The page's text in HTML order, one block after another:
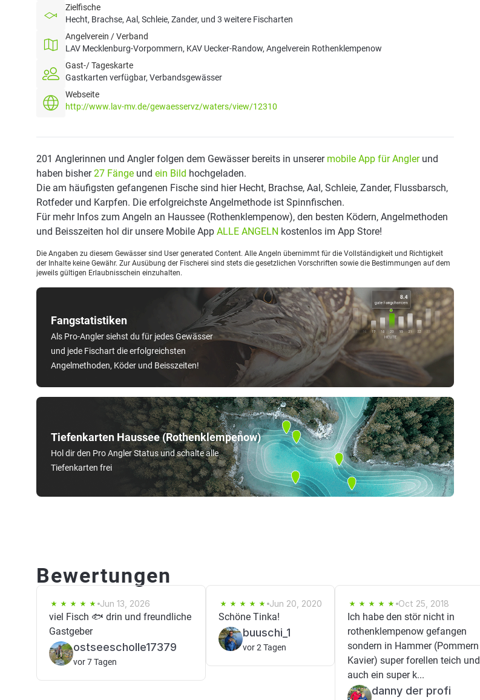
Zielfische
Hecht, Brachse, Aal, Schleie, Zander, und 3 weitere Fischarten
Angelverein / Verband
LAV Mecklenburg-Vorpommern, KAV Uecker-Randow, Angelverein Rothenklempenow
Gast-/ Tageskarte
Gastkarten verfügbar, Verbandsgewässer
Webseite
http://www.lav-mv.de/gewaesservz/waters/view/12310
Tiefenkarten Haussee (Rothenklempenow)
Hol dir den Pro Angler Status und schalte alle
Tiefenkarten frei
Fangstatistiken
Als Pro-Angler siehst du für jedes Gewässer
und jede Fischart die erfolgreichsten
Angelmethoden, Köder und Beisszeiten!
201 Anglerinnen und Angler folgen dem Gewässer bereits in unserer mobile App für Anglerund
haben bisher27 Fänge und ein Bild hochgeladen.
Die am häufigsten gefangenen Fische sind hier Hecht, Brachse, Aal, Schleie, Zander, Flussbarsch,
Rotfeder und Karpfen. Die erfolgreichste Angelmethode ist Spinnfischen.
Für mehr Infos zum Angeln an Haussee (Rothenklempenow), den besten Ködern, Angelmethoden
und Beisszeiten hol dir unsere Mobile App ALLE ANGELN kostenlos im App Store!
Die Angaben zu diesem Gewässer sind User generated Content. Alle Angeln übernimmt für die Vollständigkeit und Richtigkeit
der Inhalte keine Gewähr. Zur Ausübung der Fischerei sind stets die gesetzlichen Vorschriften sowie die Bestimmungen auf dem
jeweils gültigen Erlaubnisschein einzuhalten.
Bewertungen
Jun 13, 2026
viel Fisch 🐟 drin und freundliche
Gastgeber
ostseescholle17379
vor 7 Tagen
Jun 20, 2020
Schöne Tinka!
buuschi_1
vor 2 Tagen
Oct 25, 2018
Ich habe den stör nicht in
rothenklempenow gefangen
sondern in Hammer (Pommern
Kavier) super forellen teich und
auch ein super k...
danny der profi